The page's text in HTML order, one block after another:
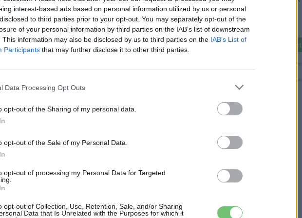
interest-based ads based on personal information utilized by us or personal
to third parties prior to your opt-out. You may separately opt-out of the
of your personal information by third parties on the IAB’s list of downstream
This information may also be disclosed by us to third parties on the IAB’s List of
Participants that may further disclose it to other third parties.
Data Processing Opt Outs
opt-out of the Sharing of my personal data.
opt-out of the Sale of my Personal Data.
opt-out of processing my Personal Data for Targeted
opt-out of Collection, Use, Retention, Sale, and/or Sharing
Data that Is Unrelated with the Purposes for which it
váltáson töprengsz? Érdekelnek a legfrissebb hírek az e-
a legújabb fejlesztések az elektromosság és a
jó helyen jársz!
Keresés autómárka szerint